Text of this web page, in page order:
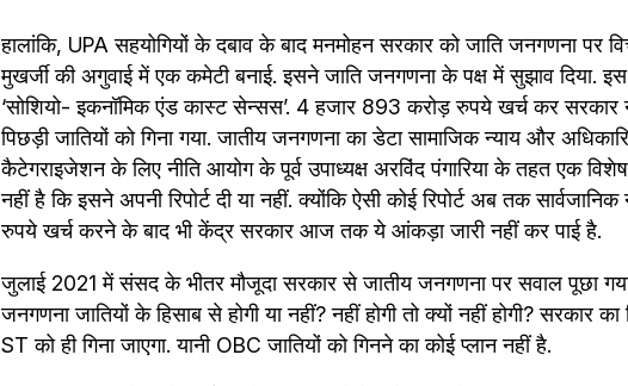
हालांकि, UPA सहयोगियों के दबाव के बाद मनमोहन सरकार को जाति जनगणना पर
मुखर्जी की अगुवाई में एक कमेटी बनाई. इसने जाति जनगणना के पक्ष में सुझाव दिया.
‘सोशियो- इकनॉमिक एंड कास्ट सेन्सस’. 4 हजार 893 करोड़ रुपये खर्च कर
पिछड़ी जातियों को गिना गया. जातीय जनगणना का डेटा सामाजिक न्याय और
कैटेगराइजेशन के लिए नीति आयोग के पूर्व उपाध्यक्ष अरविंद पंगारिया के तहत एक
नहीं है कि इसने अपनी रिपोर्ट दी या नहीं. क्योंकि ऐसी कोई रिपोर्ट अब तक
रुपये खर्च करने के बाद भी केंद्र सरकार आज तक ये आंकड़ा जारी नहीं कर पाई है.
जुलाई 2021 में संसद के भीतर मौजूदा सरकार से जातीय जनगणना पर सवाल पूछा
जनगणना जातियों के हिसाब से होगी या नहीं? नहीं होगी तो क्यों नहीं होगी? सरकार
ST को ही गिना जाएगा. यानी OBC जातियों को गिनने का कोई प्लान नहीं है.